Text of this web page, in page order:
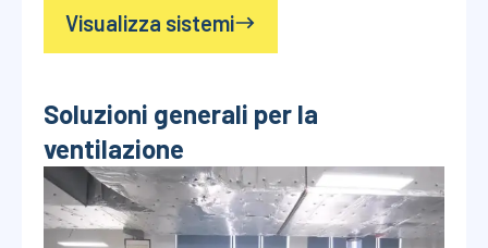
Visualizza sistemi
Soluzioni generali per la
ventilazione